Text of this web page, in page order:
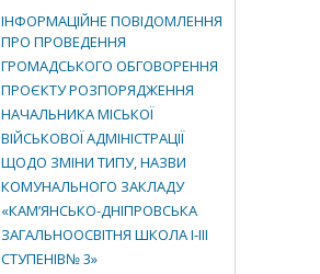
ІНФОРМАЦІЙНЕ ПОВІДОМЛЕННЯ
ПРО ПРОВЕДЕННЯ
ГРОМАДСЬКОГО ОБГОВОРЕННЯ
ПРОЄКТУ РОЗПОРЯДЖЕННЯ
НАЧАЛЬНИКА МІСЬКОЇ
ВІЙСЬКОВОЇ АДМІНІСТРАЦІЇ
ЩОДО ЗМІНИ ТИПУ, НАЗВИ
КОМУНАЛЬНОГО ЗАКЛАДУ
«КАМ’ЯНСЬКО-ДНІПРОВСЬКА
ЗАГАЛЬНООСВІТНЯ ШКОЛА І-ІІІ
СТУПЕНІВ№ 3»